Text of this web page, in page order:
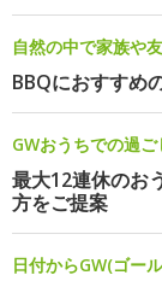
自然の中で家族や
BBQにおすすめ
GWおうちでの過
最大12連休のお
方をご提案
日付からGW(ゴー